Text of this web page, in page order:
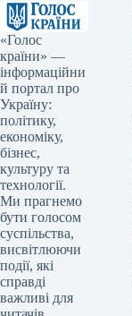
«Голос
країни» —
інформаційни
й портал про
Україну:
політику,
економіку,
бізнес,
культуру та
технології.
Ми прагнемо
бути голосом
суспільства,
висвітлюючи
події, які
справді
важливі для